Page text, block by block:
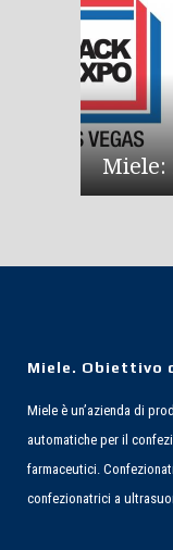
di
Miele:
Miele. Obiettivo
Miele è un’azienda di
automatiche per il
farmaceutici.
confezionatrici a